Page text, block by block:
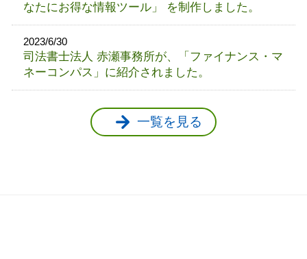
なたにお得な情報ツール」 を制作しました。
2023/6/30
司法書士法人 赤瀬事務所が、「ファイナンス・マ
ネーコンパス」に紹介されました。
一覧を見る